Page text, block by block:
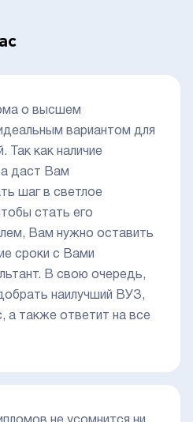
о высшем
вариантом для
Так как наличие
даст Вам
шаг в светлое
стать его
Вам нужно оставить
сроки с Вами
В свою очередь,
наилучший ВУЗ,
а также ответит на все